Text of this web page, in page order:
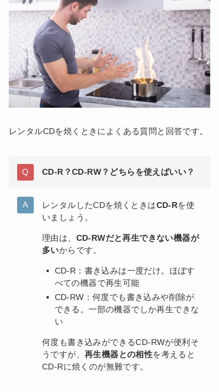
レンタルCDを焼くときによくある質問と回答です。
CD-R？CD-RW？どちらを使えばいい？
レンタルしたCDを焼くときはCD-Rを使
いましょう。
理由は、 CD-RWだと再生できない機器が
多いからです。
CD-R：書き込みは一度だけ。ほぼす
べての機器で再生可能
CD-RW：何度でも書き込みや削除が
できる。一部の機器でしか再生できな
い
何度も書き込みができるCD-RWが便利そ
うですが、再生機器との相性を考えると
CD-Rに焼くのが無難です。